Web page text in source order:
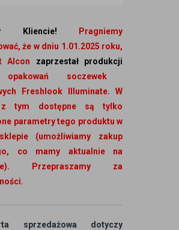
Kliencie! Pragniemy
że w dniu 1.01.2025 roku,
Alcon zaprzestał produkcji
opakowań soczewek
Freshlook Illuminate. W
z tym dostępne są tylko
parametry tego produktu w
(umożliwiamy zakup
co mamy aktualnie na
Przepraszamy za
sprzedażowa dotyczy